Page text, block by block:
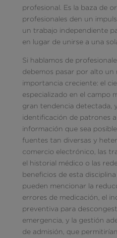
profesional. Es la baza de
profesionales den un
un trabajo independiente
en lugar de unirse a una
Si hablamos de
debemos pasar por alto un
importancia creciente: el
especializado en el campo
gran tendencia detectada,
identificación de patrones
información que sea
fuentes tan diversas y
comercio electrónico, las
el historial médico o las
beneficios de esta
pueden mencionar la
errores de medicación, el
preventiva para
emergencia, y la gestión
de admisión, que